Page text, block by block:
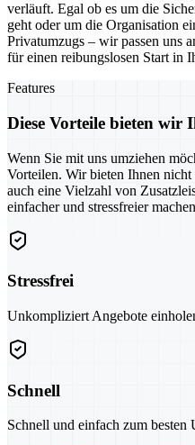
verläuft. Egal ob es um die
geht oder um die Organisation
Privatumzugs – wir passen uns
für einen reibungslosen Start in
Features
Diese Vorteile bieten wir
Wenn Sie mit uns umziehen
Vorteilen. Wir bieten Ihnen
auch eine Vielzahl von
einfacher und stressfreier
Stressfrei
Unkompliziert Angebote
Schnell
Schnell und einfach zum besten